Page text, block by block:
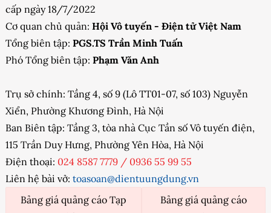
cấp ngày 18/7/2022
Cơ quan chủ quản: Hội Vô tuyến - Điện tử Việt Nam
Tổng biên tập: PGS.TS Trần Minh Tuấn
Phó Tổng biên tập: Phạm Văn Anh
Trụ sở chính: Tầng 4, số 9 (Lô TT01-07, số 103) Nguyễn
Xiển, Phường Khương Đình, Hà Nội
Ban Biên tập: Tầng 3, tòa nhà Cục Tần số Vô tuyến điện,
115 Trần Duy Hưng, Phường Yên Hòa, Hà Nội
Điện thoại: 024 8587 7779 / 0936 55 99 55
Liên hệ bài vở: toasoan@dientuungdung.vn
Bảng giá quảng cáo Tạp
Bảng giá quảng cáo